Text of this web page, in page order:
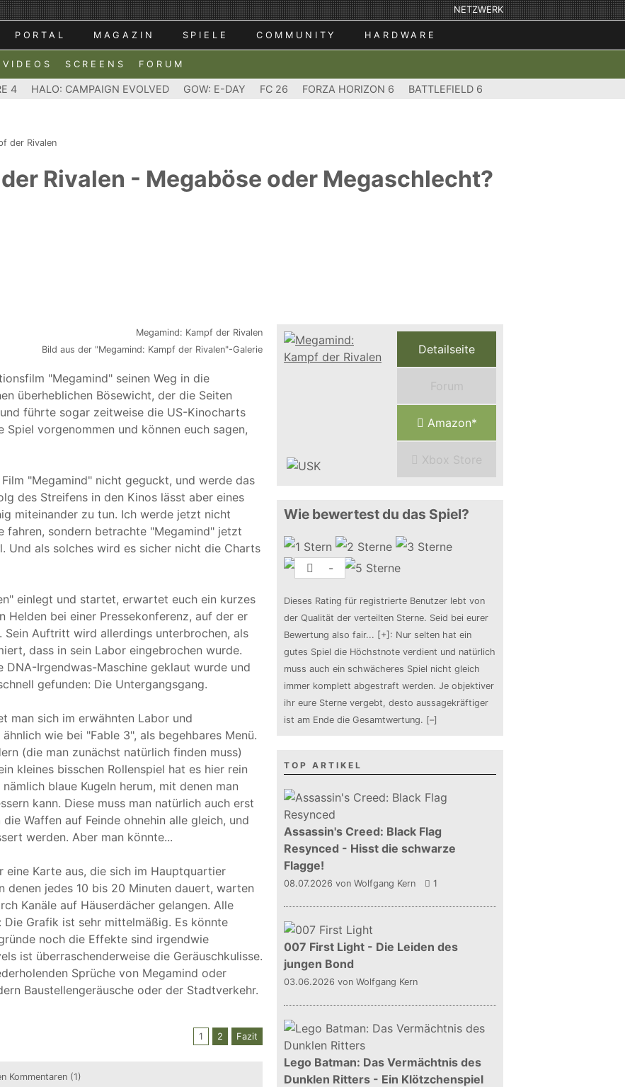
NETZWERK
PORTAL MAGAZIN SPIELE COMMUNITY HARDWARE
VIDEOS SCREENS FORUM
4 HALO: CAMPAIGN EVOLVED GOW: E-DAY FC 26 FORZA HORIZON 6 BATTLEFIELD 6
der Rivalen
Rivalen - Megaböse oder Megaschlecht?
Bild aus der "Megamind: Kampf der Rivalen"-Galerie
"Megamind" seinen Weg in die
überheblichen Bösewicht, der die Seiten
führte sogar zeitweise die US-Kinocharts
vorgenommen und können euch sagen,
"Megamind" nicht geguckt, und werde das
des Streifens in den Kinos lässt aber eines
miteinander zu tun. Ich werde jetzt nicht
fahren, sondern betrachte "Megamind" jetzt
Und als solches wird es sicher nicht die Charts
einlegt und startet, erwartet euch ein kurzes
Helden bei einer Pressekonferenz, auf der er
Sein Auftritt wird allerdings unterbrochen, als
dass in sein Labor eingebrochen wurde.
DNA-Irgendwas-Maschine geklaut wurde und
gefunden: Die Untergangsgang.
man sich im erwähnten Labor und
wie bei "Fable 3", als begehbares Menü.
(die man zunächst natürlich finden muss)
kleines bisschen Rollenspiel hat es hier rein
blaue Kugeln herum, mit denen man
kann. Diese muss man natürlich auch erst
Waffen auf Feinde ohnehin alle gleich, und
werden. Aber man könnte...
eine Karte aus, die sich im Hauptquartier
denen jedes 10 bis 20 Minuten dauert, warten
Kanäle auf Häuserdächer gelangen. Alle
Grafik ist sehr mittelmäßig. Es könnte
noch die Effekte sind irgendwie
ist überraschenderweise die Geräuschkulisse.
Sprüche von Megamind oder
Baustellengeräusche oder der Stadtverkehr.
1 2 Fazit
Kommentaren (1)
Detailseite
Forum
Amazon*
Xbox Store
Wie bewertest du das Spiel?
-
Dieses Rating für registrierte Benutzer lebt von
der Qualität der verteilten Sterne. Seid bei eurer
Bewertung also fair... [+] : Nur selten hat ein
gutes Spiel die Höchstnote verdient und natürlich
muss auch ein schwächeres Spiel nicht gleich
immer komplett abgestraft werden. Je objektiver
ihr eure Sterne vergebt, desto aussagekräftiger
ist am Ende die Gesamtwertung. [–]
TOP ARTIKEL
Assassin's Creed: Black Flag
Resynced - Hisst die schwarze
Flagge!
08.07.2026 von Wolfgang Kern 1
007 First Light - Die Leiden des
jungen Bond
03.06.2026 von Wolfgang Kern
Lego Batman: Das Vermächtnis des
Dunklen Ritters - Ein Klötzchenspiel